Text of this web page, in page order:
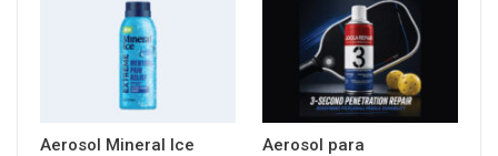
Aerosol Mineral Ice
Aerosol para